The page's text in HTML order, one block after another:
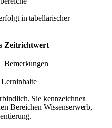
in tabellarischer
Zeitrichtwert
Bemerkungen
Sie kennzeichnen
Bereichen Wissenserwerb,